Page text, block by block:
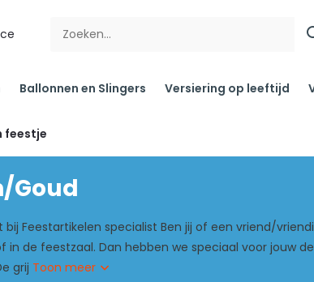
Ballonnen en Slingers Versiering op leeftijd
feestje
Goud
Feestartikelen specialist Ben jij of een vriend/
de feestzaal. Dan hebben we speciaal voor jouw
grij Toon meer